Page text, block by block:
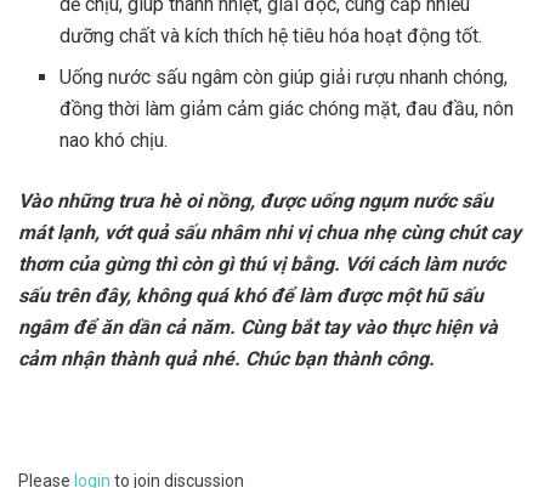
dưỡng chất và kích thích hệ tiêu hóa hoạt động tốt.
Uống nước sấu ngâm còn giúp giải rượu nhanh chóng,
đồng thời làm giảm cảm giác chóng mặt, đau đầu, nôn
nao khó chịu.
Vào những trưa hè oi nồng, được uống ngụm nước sấu
mát lạnh, vớt quả sấu nhâm nhi vị chua nhẹ cùng chút cay
thơm của gừng thì còn gì thú vị bằng. Với cách làm nước
sấu trên đây, không quá khó để làm được một hũ sấu
ngâm để ăn dần cả năm. Cùng bắt tay vào thực hiện và
cảm nhận thành quả nhé. Chúc bạn thành công.
Please login to join discussion